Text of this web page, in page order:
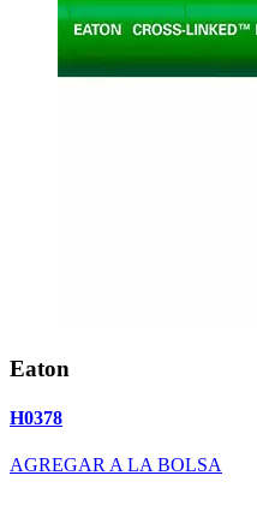
Eaton
H0378
AGREGAR A LA BOLSA